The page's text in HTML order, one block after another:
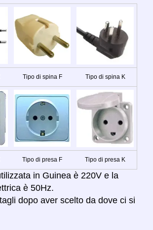
Tipo di spina F Tipo di spina K
Tipo di presa F Tipo di presa K
in Guinea è 220V e la
è 50Hz.
dopo aver scelto da dove ci si